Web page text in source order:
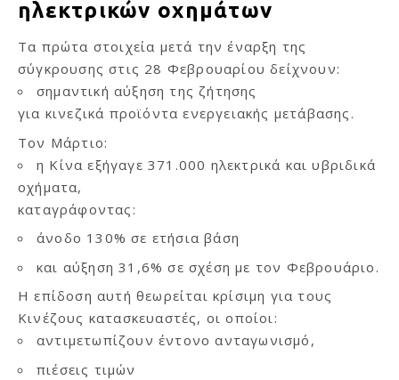
ηλεκτρικών οχημάτων
Τα πρώτα στοιχεία μετά την έναρξη της
σύγκρουσης στις 28 Φεβρουαρίου δείχνουν:
σημαντική αύξηση της ζήτησης
για κινεζικά προϊόντα ενεργειακής μετάβασης.
Τον Μάρτιο:
η Κίνα εξήγαγε 371.000 ηλεκτρικά και υβριδικά
οχήματα,
καταγράφοντας:
άνοδο 130% σε ετήσια βάση
και αύξηση 31,6% σε σχέση με τον Φεβρουάριο.
Η επίδοση αυτή θεωρείται κρίσιμη για τους
Κινέζους κατασκευαστές, οι οποίοι:
αντιμετωπίζουν έντονο ανταγωνισμό,
πιέσεις τιμών